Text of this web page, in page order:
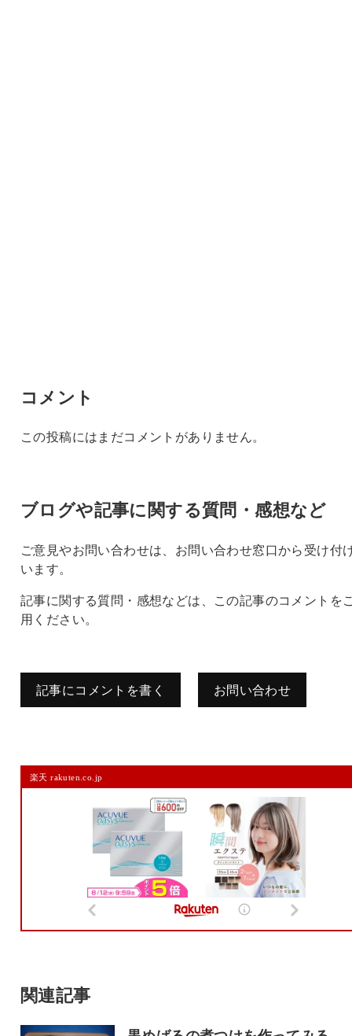
コメント
この投稿にはまだコメントがありません。
ブログや記事に関する質問・感想など
ご意見やお問い合わせは、お問い合わせ窓口から受け付
います。
記事に関する質問・感想などは、この記事のコメントを
用ください。
記事にコメントを書く お問い合わせ
メールアドレスは公開されません。
また、コメント欄には、必ず日本語を含めてください（スパム対策）。
サイト
楽天 rakuten.co.jp
関連記事